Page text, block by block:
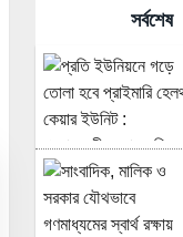
সর্বশেষ